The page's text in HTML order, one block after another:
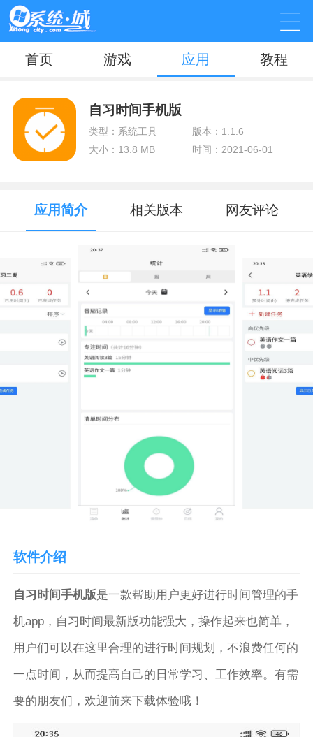
首页 游戏 应用 教程
自习时间手机版
类型：系统工具
版本：1.1.6
大小：13.8 MB
时间：2021-06-01
应用简介 相关版本 网友评论
软件介绍
自习时间手机版是一款帮助用户更好进行时间管理的手
机app，自习时间最新版功能强大，操作起来也简单，
用户们可以在这里合理的进行时间规划，不浪费任何的
一点时间，从而提高自己的日常学习、工作效率。有需
要的朋友们，欢迎前来下载体验哦！